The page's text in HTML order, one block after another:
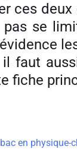
ces
se
il faut
fiche
en physique-